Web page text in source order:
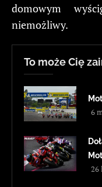
domowym
niemożliwy.
To może Cię
6
26